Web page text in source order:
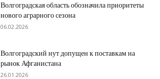
Волгоградская область обозначила приоритеты
нового аграрного сезона
06.02.2026
Волгоградский нут допущен к поставкам на
рынок Афганистана
26.01.2026